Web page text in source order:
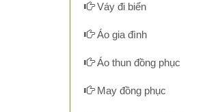
Váy đi biển
Áo gia đình
Áo thun đồng phục
May đồng phục